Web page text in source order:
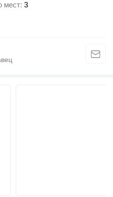
мест 3